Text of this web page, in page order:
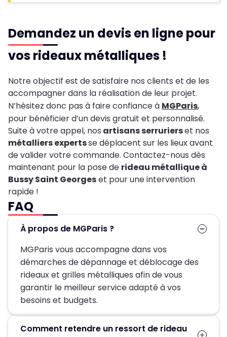
Demandez un devis en ligne pour
vos rideaux métalliques !
Notre objectif est de satisfaire nos clients et de les
accompagner dans la réalisation de leur projet.
N’hésitez donc pas à faire confiance à MGParis,
pour bénéficier d’un devis gratuit et personnalisé.
Suite à votre appel, nos artisans serrurierset nos
métalliers expertsse déplacent sur les lieux avant
de valider votre commande. Contactez-nous dès
maintenant pour la pose de rideau métallique à
Bussy Saint Georgeset pour une intervention
rapide !
FAQ
À propos de MGParis ?
MGParis vous accompagne dans vos
démarches de dépannage et déblocage des
rideaux et grilles métalliques afin de vous
garantir le meilleur service adapté à vos
besoins et budgets.
Comment retendre un ressort de rideau